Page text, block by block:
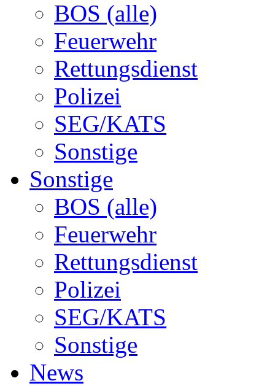
BOS (alle)
Feuerwehr
Rettungsdienst
Polizei
SEG/KATS
Sonstige
Sonstige
BOS (alle)
Feuerwehr
Rettungsdienst
Polizei
SEG/KATS
Sonstige
News